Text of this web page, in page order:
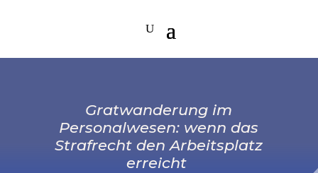
Gratwanderung im
Personalwesen: wenn das
Strafrecht den Arbeitsplatz
erreicht